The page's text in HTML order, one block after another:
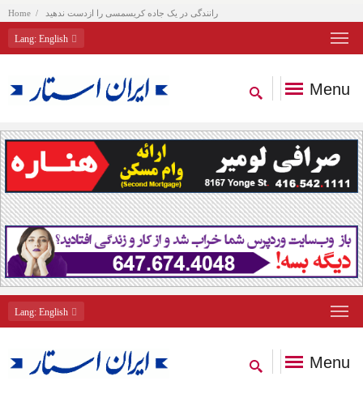
Home رانندگی در یک جاده کریسمسی را ازدست ندهید
Lang: English
Menu
Lang: English
Menu